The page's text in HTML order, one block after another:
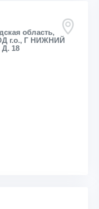
область,
г.о., Г НИЖНИЙ
18